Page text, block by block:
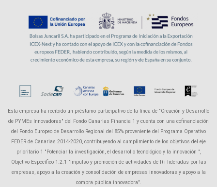
Esta empresa ha recibido un préstamo participativo de la línea de "Creación y Desarrollo
de PYMEs Innovadoras" del Fondo Canarias Financia 1 y cuenta con una cofinanciación
del Fondo Europeo de Desarrollo Regional del 85% proveniente del Programa Operativo
FEDER de Canarias 2014-2020, contribuyendo al cumplimiento de los objetivos del eje
prioritario 1 "Potenciar la investigación, el desarrollo tecnológico y la innovación ",
Objetivo Específico 1.2.1 "Impulso y promoción de actividades de I+i lideradas por las
empresas, apoyo a la creación y consolidación de empresas innovadoras y apoyo a la
compra pública innovadora".